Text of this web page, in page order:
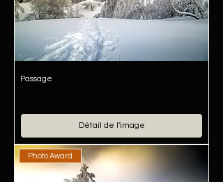
Passage
Détail de l'image
Photo Award